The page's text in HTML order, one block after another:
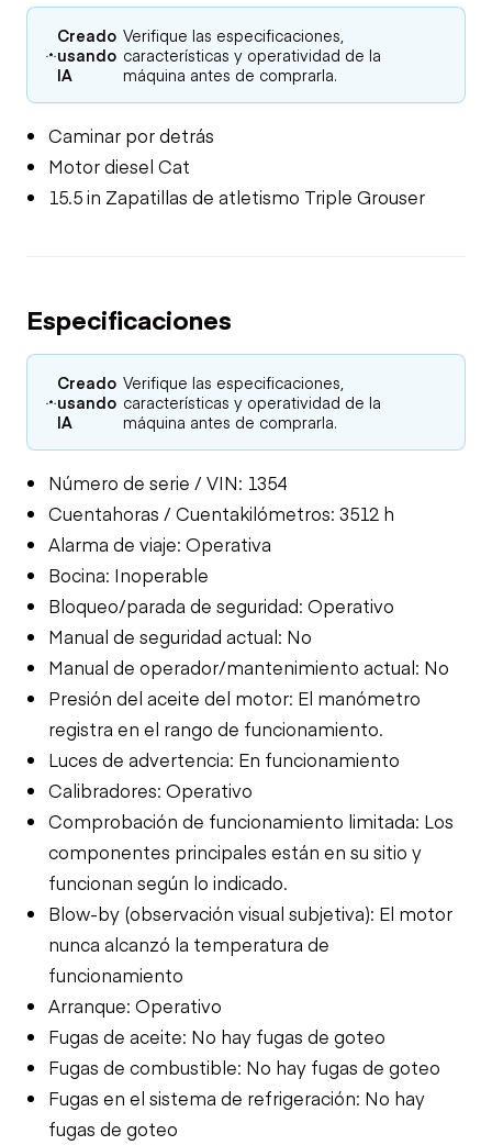
Creado
usando
IA
Verifique las especificaciones,
características y operatividad de la
máquina antes de comprarla.
Caminar por detrás
Motor diesel Cat
15.5 in Zapatillas de atletismo Triple Grouser
Especificaciones
Creado
usando
IA
Verifique las especificaciones,
características y operatividad de la
máquina antes de comprarla.
Número de serie / VIN: 1354
Cuentahoras / Cuentakilómetros: 3512 h
Alarma de viaje: Operativa
Bocina: Inoperable
Bloqueo/parada de seguridad: Operativo
Manual de seguridad actual: No
Manual de operador/mantenimiento actual: No
Presión del aceite del motor: El manómetro
registra en el rango de funcionamiento.
Luces de advertencia: En funcionamiento
Calibradores: Operativo
Comprobación de funcionamiento limitada: Los
componentes principales están en su sitio y
funcionan según lo indicado.
Blow-by (observación visual subjetiva): El motor
nunca alcanzó la temperatura de
funcionamiento
Arranque: Operativo
Fugas de aceite: No hay fugas de goteo
Fugas de combustible: No hay fugas de goteo
Fugas en el sistema de refrigeración: No hay
fugas de goteo